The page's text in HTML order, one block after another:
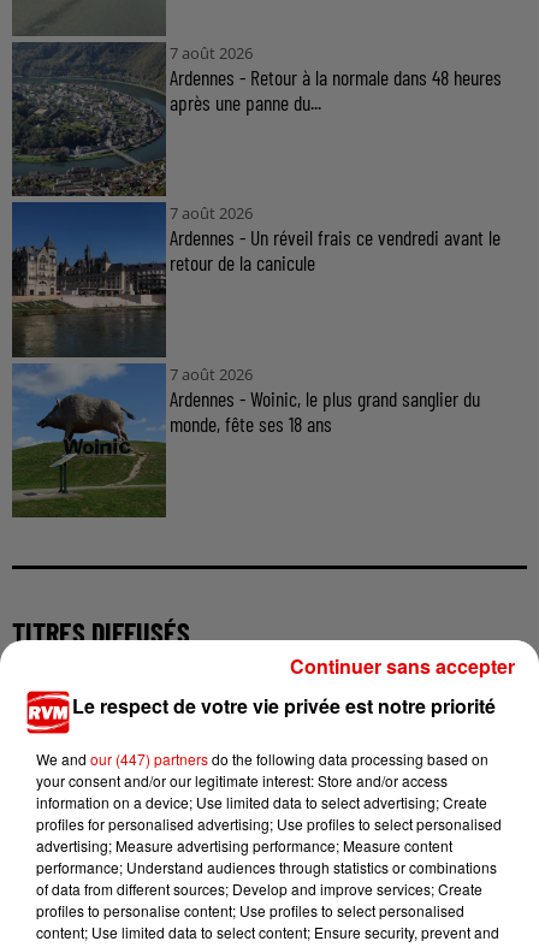
7 août 2026
Ardennes - Retour à la normale dans 48 heures
après une panne du...
7 août 2026
Ardennes - Un réveil frais ce vendredi avant le
retour de la canicule
7 août 2026
Ardennes - Woinic, le plus grand sanglier du
monde, fête ses 18 ans
TITRES DIFFUSÉS
19h34
19h34
RED HOT CHILI PEPPERS
Californication
RIVIERA
She Doesn't Mind
MARGUERITE
Bellevie
Le respect de votre vie privée est notre priorité
We and our (447) partnersdo the following data processing based on
your consent and/or our legitimate interest: Store and/or access
information on a device; Use limited data to select advertising; Create
profiles for personalised advertising; Use profiles to select personalised
advertising; Measure advertising performance; Measure content
performance; Understand audiences through statistics or combinations
of data from different sources; Develop and improve services; Create
profiles to personalise content; Use profiles to select personalised
content; Use limited data to select content; Ensure security, prevent and
Continuer sans accepter